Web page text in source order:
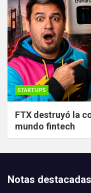
STARTUPS
FTX destruyó la
mundo fintech
Notas destacadas